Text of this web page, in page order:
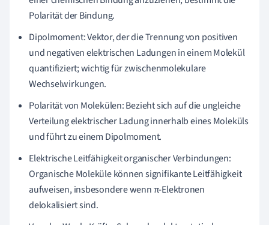
Polarität der Bindung.
Dipolmoment: Vektor, der die Trennung von positiven
und negativen elektrischen Ladungen in einem Molekül
quantifiziert; wichtig für zwischenmolekulare
Wechselwirkungen.
Polarität von Molekülen: Bezieht sich auf die ungleiche
Verteilung elektrischer Ladung innerhalb eines Moleküls
und führt zu einem Dipolmoment.
Elektrische Leitfähigkeit organischer Verbindungen:
Organische Moleküle können signifikante Leitfähigkeit
aufweisen, insbesondere wenn π-Elektronen
delokalisiert sind.